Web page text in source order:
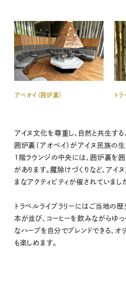
アペオイ（囲炉裏） ト
アイヌ文化を尊重し、自然と共生する
囲炉裏（アオペイ）がアイヌ民族の生
1階ラウンジの中央には、囲炉裏を
があります。魔除けづくりなど、アイ
まなアクティビティが催されていまし
トラベルライブラリーにはご当地の
本が並び、コーヒーを飲みながらゆっ
なハーブを自分でブレンドできる、オ
も楽しめます。